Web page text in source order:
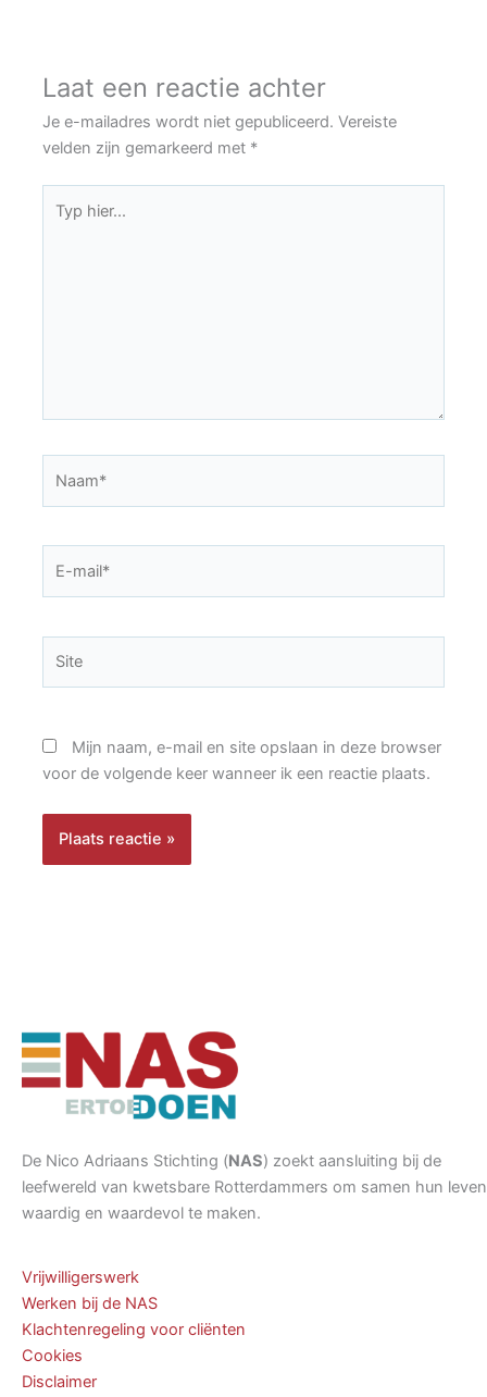
Laat een reactie achter
Je e-mailadres wordt niet gepubliceerd. Vereiste
velden zijn gemarkeerd met *
hier...
mail*
Mijn naam, e-mail en site opslaan in deze browser
voor de volgende keer wanneer ik een reactie plaats.
De Nico Adriaans Stichting (NAS) zoekt aansluiting bij de
leefwereld van kwetsbare Rotterdammers om samen hun leven
waardig en waardevol te maken.
Vrijwilligerswerk
Werken bij de NAS
Klachtenregeling voor cliënten
Cookies
Disclaimer